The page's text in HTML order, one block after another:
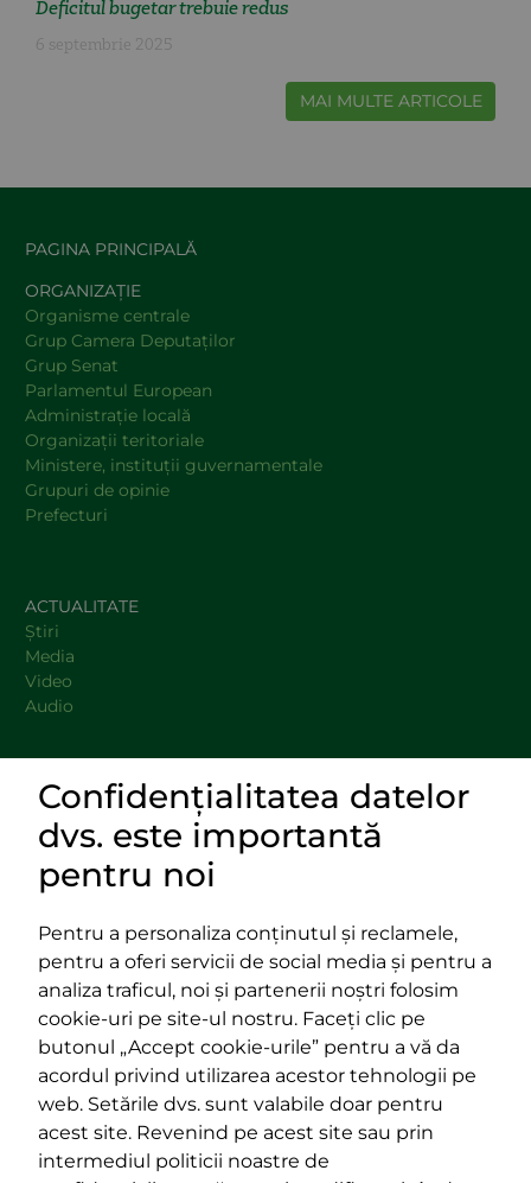
Deficitul bugetar trebuie redus
6 septembrie 2025
MAI MULTE ARTICOLE
PAGINA PRINCIPALĂ
ORGANIZAȚIE
Organisme centrale
Grup Camera Deputaţilor
Grup Senat
Parlamentul European
Administraţie locală
Organizaţii teritoriale
Ministere, instituţii guvernamentale
Grupuri de opinie
Prefecturi
ACTUALITATE
Știri
Media
Video
Audio
DOCUMENTE
LINKURI UTILE
Impressum
Termeni și condiții
Platforma PPE
400029 Cluj-Napoca,
strada Cardinal Iuliu Hossu, nr.
41
tel/fax:0723 250 321
email:office@rmdsz.ro
400489 Cluj-Napoca,
strada Republicii, nr.
60
tel/fax:0264 590 758
email:
Confidențialitatea datelor
dvs. este importantă
pentru noi
Pentru a personaliza conținutul și reclamele,
pentru a oferi servicii de social media și pentru a
analiza traficul, noi și partenerii noștri folosim
cookie-uri pe site-ul nostru. Faceți clic pe
butonul „Accept cookie-urile” pentru a vă da
acordul privind utilizarea acestor tehnologii pe
web. Setările dvs. sunt valabile doar pentru
acest site. Revenind pe acest site sau prin
intermediul politicii noastre de